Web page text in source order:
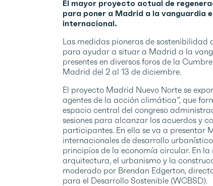
El mayor proyecto actual de
para poner a Madrid a la vanguardia
internacional.
Las medidas pioneras de
para ayudar a situar a Madrid a la
presentes en diversos foros de la
Madrid del 2 al 13 de diciembre.
El proyecto Madrid Nuevo Norte se
agentes de la acción climática”, que
espacio central del congreso
sesiones para alcanzar los acuerdos y
participantes. En ella se va a presentar
internacionales de desarrollo
principios de la economía circular. En
arquitectura, el urbanismo y la
moderado por Brendan Edgerton,
para el Desarrollo Sostenible (WCBSD).